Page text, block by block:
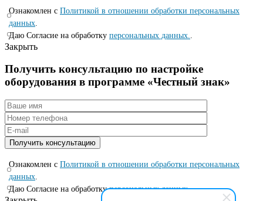
Ознакомлен с Политикой в отношении обработки персональных
данных
Даю Согласие на обработку персональных данных.
Закрыть
Получить консультацию по настройке
оборудования в программе «Честный знак»
Ознакомлен с Политикой в отношении обработки персональных
данных.
Даю Согласие на обработкуперсональных данных..